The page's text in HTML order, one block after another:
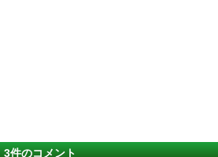
3件のコメント